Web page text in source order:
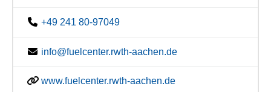
+49 241 80-97049
info@fuelcenter.rwth-aachen.de
www.fuelcenter.rwth-aachen.de